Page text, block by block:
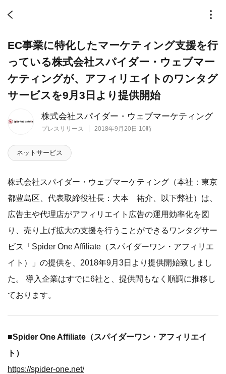
株式会社スパイダー・ウェブマーケティング
プレスリリース 2018年9月20日 10時
EC事業に特化したマーケティング支援を行
っている株式会社スパイダー・ウェブマー
ケティングが、アフィリエイトのワンタグ
サービスを9月3日より提供開始
ネットサービス
株式会社スパイダー・ウェブマーケティング（本社：東京
都豊島区、代表取締役社長：大本 祐介、以下弊社）は、
広告主や代理店がアフィリエイト広告の運用効率化を図
り、売り上げ拡大の支援を行うことができるワンタグサー
ビス「Spider One Affiliate（スパイダーワン・アフィリエ
イト）」の提供を、2018年9月3日より提供開始致しまし
た。 導入企業はすでに6社と、提供間もなく順調に推移し
ております。
■Spider One Affiliate（スパイダーワン・アフィリエイ
ト）
https://spider-one.net/